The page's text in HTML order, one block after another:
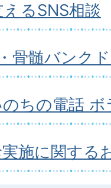
るSNS相談
骨髄バンク
のちの電話
施に関する